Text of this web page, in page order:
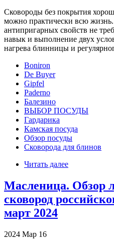
Сковороды без покрытия
можно практически всю
антипригарных свойств не
навык и выполнение двух
нагрева блинницы и
Boniron
De Buyer
Gipfel
Paderno
Балезино
ВЫБОР ПОСУДЫ
Гардарика
Камская посуда
Обзор посуды
Сковорода для блинов
Читать далее
Масленица. Обзор
сковород
март 2024
2024 Мар 16